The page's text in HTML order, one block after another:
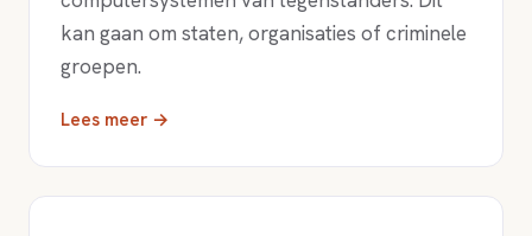
kan gaan om staten, organisaties of criminele
groepen.
Lees meer →